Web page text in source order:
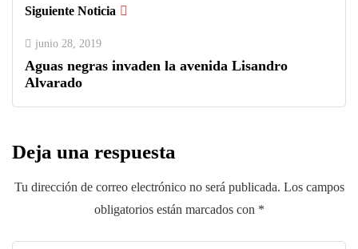
Siguiente Noticia
junio 28, 2019
Aguas negras invaden la avenida Lisandro
Alvarado
Deja una respuesta
Tu dirección de correo electrónico no será publicada. Los campos
obligatorios están marcados con *